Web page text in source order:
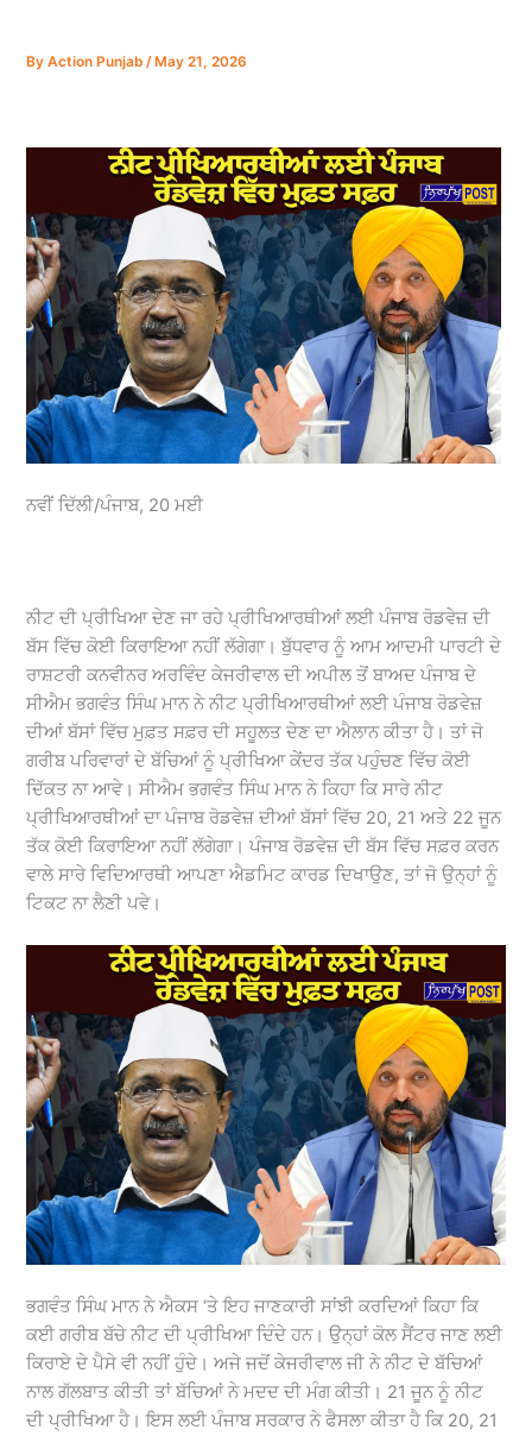
ByAction Punjab/ May 21, 2026
ਨਵੀਂ ਦਿੱਲੀ/ਪੰਜਾਬ, 20 ਮਈ
ਨੀਟ ਦੀ ਪ੍ਰੀਖਿਆ ਦੇਣ ਜਾ ਰਹੇ ਪ੍ਰੀਖਿਆਰਥੀਆਂ ਲਈ ਪੰਜਾਬ ਰੋਡਵੇਜ਼ ਦੀ
ਬੱਸ ਵਿੱਚ ਕੋਈ ਕਿਰਾਇਆ ਨਹੀਂ ਲੱਗੇਗਾ। ਬੁੱਧਵਾਰ ਨੂੰ ਆਮ ਆਦਮੀ ਪਾਰਟੀ ਦੇ
ਰਾਸ਼ਟਰੀ ਕਨਵੀਨਰ ਅਰਵਿੰਦ ਕੇਜਰੀਵਾਲ ਦੀ ਅਪੀਲ ਤੋਂ ਬਾਅਦ ਪੰਜਾਬ ਦੇ
ਸੀਐਮ ਭਗਵੰਤ ਸਿੰਘ ਮਾਨ ਨੇ ਨੀਟ ਪ੍ਰੀਖਿਆਰਥੀਆਂ ਲਈ ਪੰਜਾਬ ਰੋਡਵੇਜ਼
ਦੀਆਂ ਬੱਸਾਂ ਵਿੱਚ ਮੁਫ਼ਤ ਸਫ਼ਰ ਦੀ ਸਹੂਲਤ ਦੇਣ ਦਾ ਐਲਾਨ ਕੀਤਾ ਹੈ। ਤਾਂ ਜੋ
ਗਰੀਬ ਪਰਿਵਾਰਾਂ ਦੇ ਬੱਚਿਆਂ ਨੂੰ ਪ੍ਰੀਖਿਆ ਕੇਂਦਰ ਤੱਕ ਪਹੁੰਚਣ ਵਿੱਚ ਕੋਈ
ਦਿੱਕਤ ਨਾ ਆਵੇ। ਸੀਐਮ ਭਗਵੰਤ ਸਿੰਘ ਮਾਨ ਨੇ ਕਿਹਾ ਕਿ ਸਾਰੇ ਨੀਟ
ਪ੍ਰੀਖਿਆਰਥੀਆਂ ਦਾ ਪੰਜਾਬ ਰੋਡਵੇਜ਼ ਦੀਆਂ ਬੱਸਾਂ ਵਿੱਚ 20, 21 ਅਤੇ 22 ਜੂਨ
ਤੱਕ ਕੋਈ ਕਿਰਾਇਆ ਨਹੀਂ ਲੱਗੇਗਾ। ਪੰਜਾਬ ਰੋਡਵੇਜ਼ ਦੀ ਬੱਸ ਵਿੱਚ ਸਫ਼ਰ ਕਰਨ
ਵਾਲੇ ਸਾਰੇ ਵਿਦਿਆਰਥੀ ਆਪਣਾ ਐਡਮਿਟ ਕਾਰਡ ਦਿਖਾਉਣ, ਤਾਂ ਜੋ ਉਨ੍ਹਾਂ ਨੂੰ
ਟਿਕਟ ਨਾ ਲੈਣੀ ਪਵੇ।
ਭਗਵੰਤ ਸਿੰਘ ਮਾਨ ਨੇ ਐਕਸ ‘ਤੇ ਇਹ ਜਾਣਕਾਰੀ ਸਾਂਝੀ ਕਰਦਿਆਂ ਕਿਹਾ ਕਿ
ਕਈ ਗਰੀਬ ਬੱਚੇ ਨੀਟ ਦੀ ਪ੍ਰੀਖਿਆ ਦਿੰਦੇ ਹਨ। ਉਨ੍ਹਾਂ ਕੋਲ ਸੈਂਟਰ ਜਾਣ ਲਈ
ਕਿਰਾਏ ਦੇ ਪੈਸੇ ਵੀ ਨਹੀਂ ਹੁੰਦੇ। ਅਜੇ ਜਦੋਂ ਕੇਜਰੀਵਾਲ ਜੀ ਨੇ ਨੀਟ ਦੇ ਬੱਚਿਆਂ
ਨਾਲ ਗੱਲਬਾਤ ਕੀਤੀ ਤਾਂ ਬੱਚਿਆਂ ਨੇ ਮਦਦ ਦੀ ਮੰਗ ਕੀਤੀ। 21 ਜੂਨ ਨੂੰ ਨੀਟ
ਦੀ ਪ੍ਰੀਖਿਆ ਹੈ। ਇਸ ਲਈ ਪੰਜਾਬ ਸਰਕਾਰ ਨੇ ਫੈਸਲਾ ਕੀਤਾ ਹੈ ਕਿ 20, 21